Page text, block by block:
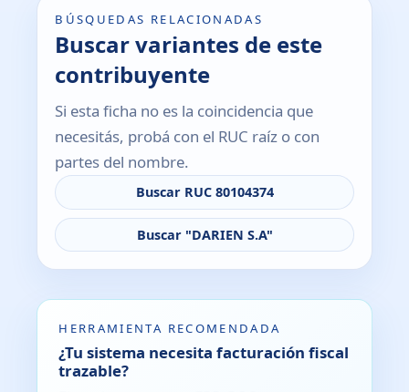
BÚSQUEDAS RELACIONADAS
Buscar variantes de este
contribuyente
Si esta ficha no es la coincidencia que
necesitás, probá con el RUC raíz o con
partes del nombre.
Buscar RUC 80104374
Buscar "DARIEN S.A"
HERRAMIENTA RECOMENDADA
¿Tu sistema necesita facturación fiscal
trazable?